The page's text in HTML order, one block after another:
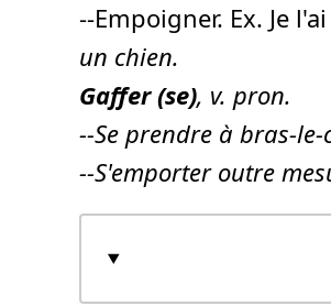
--Empoigner. Ex. Je l'ai
un chien.
Gaffer(se), v. pron.
--Se prendre à bras-
--S'emporter outre